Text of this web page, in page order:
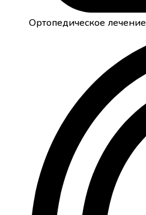
Ортопедическое лечение